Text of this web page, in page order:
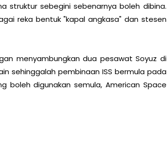
struktur sebegini sebenarnya boleh dibina.
reka bentuk "kapal angkasa" dan stesen
menyambungkan dua pesawat Soyuz di
sehinggalah pembinaan ISS bermula pada
boleh digunakan semula, American Space